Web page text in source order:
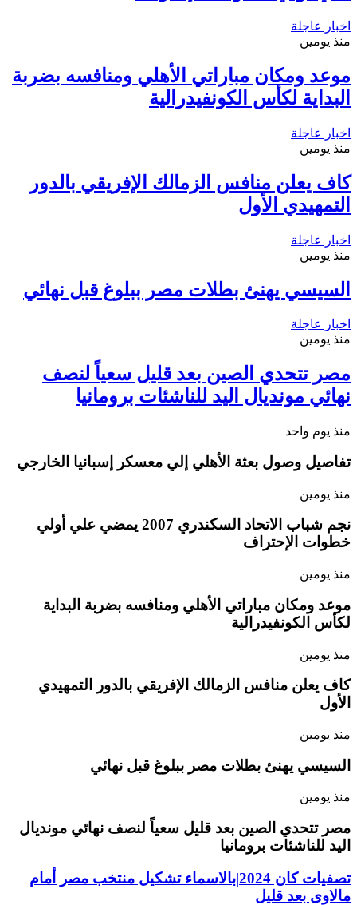
اخبار عاجلة
منذ يومين
موعد ومكان مباراتي الأهلي ومنافسه بضربة
البداية لكأس الكونفيدرالية
اخبار عاجلة
منذ يومين
كاف يعلن منافس الزمالك الإفريقي بالدور
التمهيدي الأول
اخبار عاجلة
منذ يومين
السيسي يهنئ بطلات مصر ببلوغ قبل نهائي
اخبار عاجلة
منذ يومين
مصر تتحدي الصين بعد قليل سعياً لنصف
نهائي مونديال اليد للناشئات برومانيا
منذ يوم واحد
تفاصيل وصول بعثة الأهلي إلي معسكر إسبانيا الخارجي
منذ يومين
نجم شباب الاتحاد السكندري 2007 يمضي علي أولي
خطوات الإحتراف
منذ يومين
موعد ومكان مباراتي الأهلي ومنافسه بضربة البداية
لكأس الكونفيدرالية
منذ يومين
كاف يعلن منافس الزمالك الإفريقي بالدور التمهيدي
الأول
منذ يومين
السيسي يهنئ بطلات مصر ببلوغ قبل نهائي
منذ يومين
مصر تتحدي الصين بعد قليل سعياً لنصف نهائي مونديال
اليد للناشئات برومانيا
تصفيات كان 2024|بالاسماء تشكيل منتخب مصر أمام
مالاوى بعد قليل